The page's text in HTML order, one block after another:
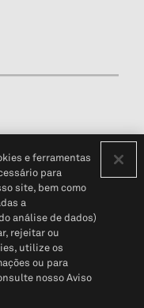
cliente (em inglês)
S&P Global
e ferramentas
para
site, bem como
a
análise de dados)
rejeitar ou
utilize os
ou para
nosso Aviso